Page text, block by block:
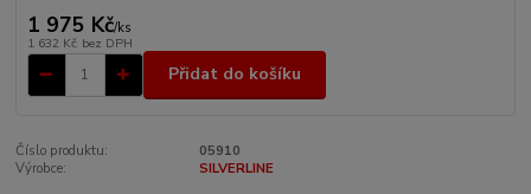
1 975 Kč/ks
1 632 Kč bez DPH
Přidat do košíku
Číslo produktu:
05910
Výrobce:
SILVERLINE